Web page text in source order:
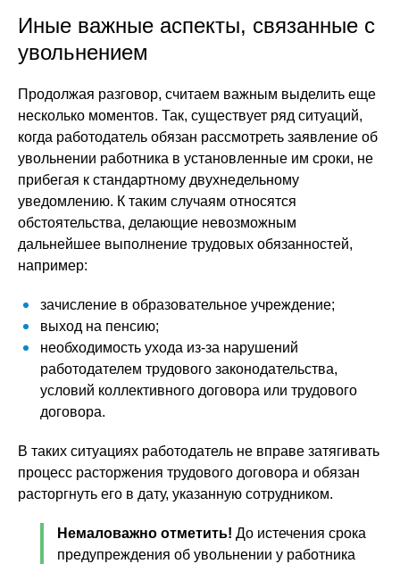
Иные важные аспекты, связанные с
увольнением
Продолжая разговор, считаем важным выделить еще
несколько моментов. Так, существует ряд ситуаций,
когда работодатель обязан рассмотреть заявление об
увольнении работника в установленные им сроки, не
прибегая к стандартному двухнедельному
уведомлению. К таким случаям относятся
обстоятельства, делающие невозможным
дальнейшее выполнение трудовых обязанностей,
например:
зачисление в образовательное учреждение;
выход на пенсию;
необходимость ухода из-за нарушений
работодателем трудового законодательства,
условий коллективного договора или трудового
договора.
В таких ситуациях работодатель не вправе затягивать
процесс расторжения трудового договора и обязан
расторгнуть его в дату, указанную сотрудником.
Немаловажно отметить! До истечения срока
предупреждения об увольнении у работника